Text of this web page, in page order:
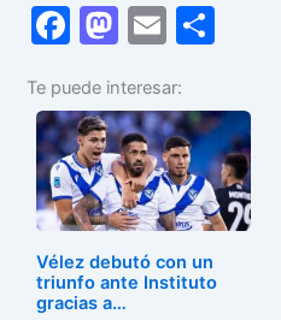
F
c
e
b
o
o
k
M
st
o
d
o
n
E
ai
l
m
p
ar
tir
Te puede interesar:
Vélez debutó con un
triunfo ante Instituto
gracias a…